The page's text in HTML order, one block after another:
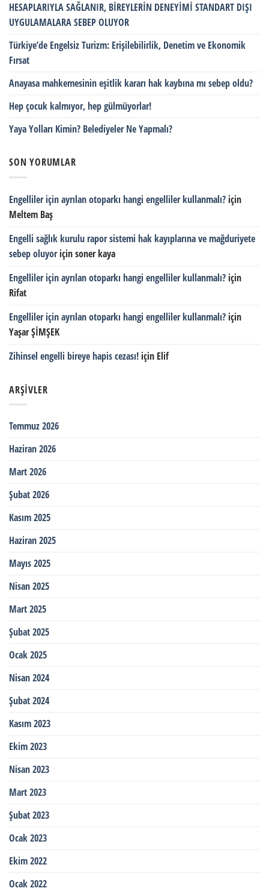
HESAPLARIYLA SAĞLANIR, BİREYLERİN DENEYİMİ STANDART DIŞI
UYGULAMALARA SEBEP OLUYOR
Türkiye’de Engelsiz Turizm: Erişilebilirlik, Denetim ve Ekonomik
Fırsat
Anayasa mahkemesinin eşitlik kararı hak kaybına mı sebep oldu?
Hep çocuk kalmıyor, hep gülmüyorlar!
Yaya Yolları Kimin? Belediyeler Ne Yapmalı?
SON YORUMLAR
Engelliler için ayrılan otoparkı hangi engelliler kullanmalı? için
Meltem Baş
Engelli sağlık kurulu rapor sistemi hak kayıplarına ve mağduriyete
sebep oluyoriçinsoner kaya
Engelliler için ayrılan otoparkı hangi engelliler kullanmalı? için
Rifat
Engelliler için ayrılan otoparkı hangi engelliler kullanmalı? için
Yaşar ŞİMŞEK
Zihinsel engelli bireye hapis cezası! için Elif
ARŞIVLER
Temmuz 2026
Haziran 2026
Mart 2026
Şubat 2026
Kasım 2025
Haziran 2025
Mayıs 2025
Nisan 2025
Mart 2025
Şubat 2025
Ocak 2025
Nisan 2024
Şubat 2024
Kasım 2023
Ekim 2023
Nisan 2023
Mart 2023
Şubat 2023
Ocak 2023
Ekim 2022
Ocak 2022